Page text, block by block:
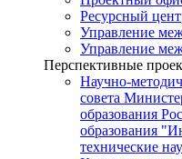
Ресурсный
Управление
Управление
Перспективные
Научно-
совета
образования
образования
технические